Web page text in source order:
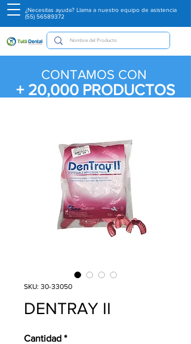
¿Necesitas ayuda? Llama a nuestro equipo de asistencia
(55) 56589372
CONTAMOS CON
+ 20,000 PRODUCTOS
SKU: 30-33050
DENTRAY II
Cantidad *